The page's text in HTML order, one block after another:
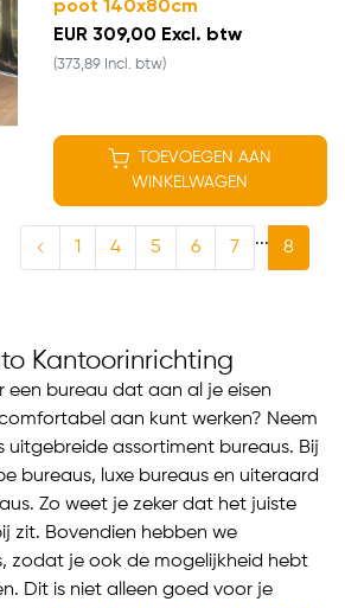
poot 140x80cm
EUR 309,00 Excl. btw
(373,89 Incl. btw)
TOEVOEGEN AAN
WINKELWAGEN
1 4 5 6 7 ... 8
Kantoorinrichting
een bureau dat aan al je eisen
aan kunt werken? Neem
uitgebreide assortiment bureaus. Bij
bureaus, luxe bureaus en uiteraard
Zo weet je zeker dat het juiste
zit. Bovendien hebben we
zodat je ook de mogelijkheid hebt
Dit is niet alleen goed voor je